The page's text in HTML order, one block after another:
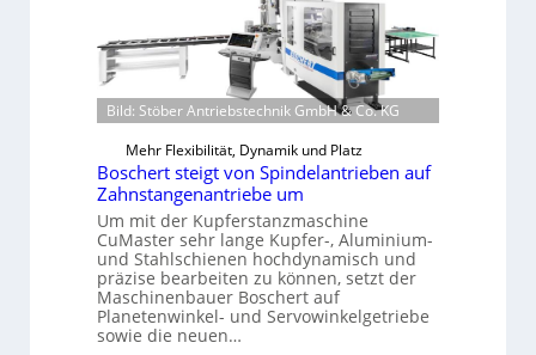
z
e
i
l
e
n
e
i
n
e
W
r
z
e
g
b
a
u
p
s
e
i
r
t
s
c
h
a
f
Bild: Stöber Antriebstechnik GmbH & Co. KG
Mehr Flexibilität, Dynamik und Platz
Boschert steigt von Spindelantrieben auf
Zahnstangenantriebe um
Um mit der Kupferstanzmaschine
CuMaster sehr lange Kupfer-, Aluminium-
und Stahlschienen hochdynamisch und
präzise bearbeiten zu können, setzt der
Maschinenbauer Boschert auf
Planetenwinkel- und Servowinkelgetriebe
sowie die neuen…